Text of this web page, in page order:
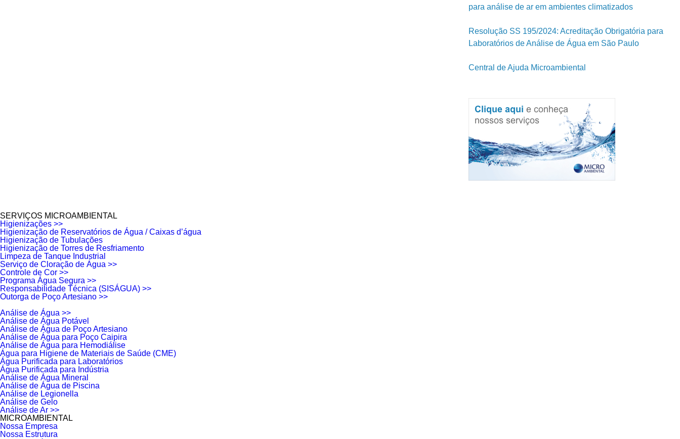
para análise de ar em ambientes climatizados
Resolução SS 195/2024: Acreditação Obrigatória para
Laboratórios de Análise de Água em São Paulo
Central de Ajuda Microambiental
SERVIÇOS MICROAMBIENTAL
Higienizações >>
Higienização de Reservatórios de Água / Caixas d’água
Higienização de Tubulações
Higienização de Torres de Resfriamento
Limpeza de Tanque Industrial
Serviço de Cloração de Água >>
Controle de Cor >>
Programa Água Segura >>
Responsabilidade Técnica (SISÁGUA) >>
Outorga de Poço Artesiano >>
Análise de Água >>
Análise de Água Potável
Análise de Água de Poço Artesiano
Análise de Água para Poço Caipira
Análise de Água para Hemodiálise
Água para Higiene de Materiais de Saúde (CME)
Água Purificada para Laboratórios
Água Purificada para Indústria
Análise de Água Mineral
Análise de Água de Piscina
Análise de Legionella
Análise de Gelo
Análise de Ar >>
MICROAMBIENTAL
Nossa Empresa
Nossa Estrutura